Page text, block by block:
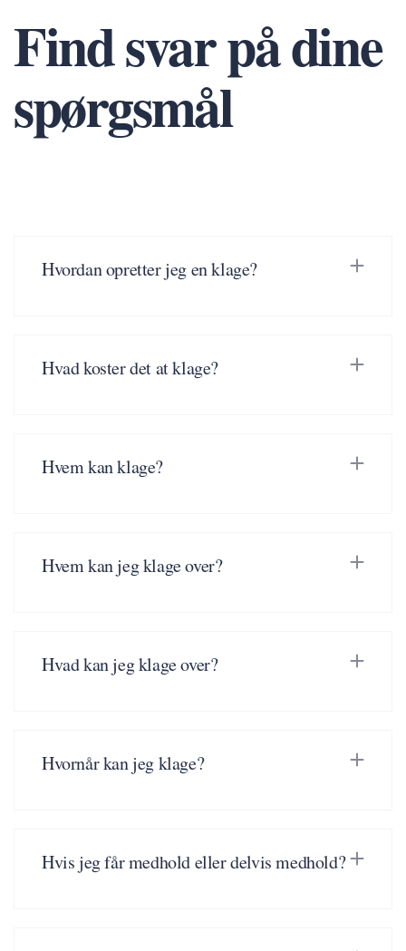
Find svar på dine
spørgsmål
Hvordan opretter jeg en klage?
Hvad koster det at klage?
Hvem kan klage?
Hvem kan jeg klage over?
Hvad kan jeg klage over?
Hvornår kan jeg klage?
Hvis jeg får medhold eller delvis medhold?